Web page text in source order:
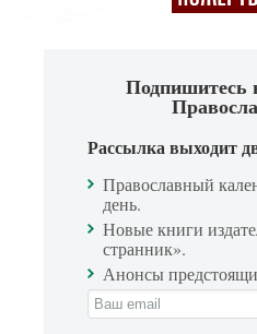
Подпишитесь
Рассылка выходит
Православный
день.
Новые книги
странник».
Анонсы